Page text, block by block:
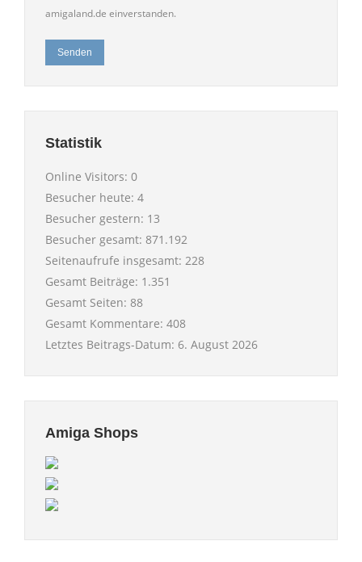
amigaland.de einverstanden.
Senden
Statistik
Online Visitors: 0
Besucher heute: 4
Besucher gestern: 13
Besucher gesamt: 871.192
Seitenaufrufe insgesamt: 228
Gesamt Beiträge: 1.351
Gesamt Seiten: 88
Gesamt Kommentare: 408
Letztes Beitrags-Datum: 6. August 2026
Amiga Shops